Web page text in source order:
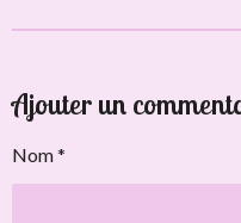
Ajouter un
Nom *